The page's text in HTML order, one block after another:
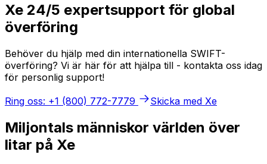
Xe 24/5 expertsupport för global
överföring
Behöver du hjälp med din internationella SWIFT-
överföring? Vi är här för att hjälpa till - kontakta oss idag
för personlig support!
Ring oss: +1 (800) 772-7779
Skicka med Xe
Miljontals människor världen över
litar på Xe